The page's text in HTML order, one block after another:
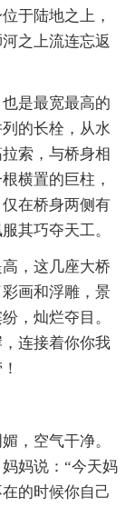
于陆地之上，
之上流连忘返
是最宽最高的
的长栓，从水
索，与桥身相
横置的巨柱，
在桥身两侧有
其巧夺天工。
，这几座大桥
画和浮雕，景
，灿烂夺目。
连接着你你我
，空气干净。
妈说：“今天妈
的时候你自己